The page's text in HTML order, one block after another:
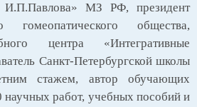
И.П.Павлова» МЗ РФ, президент
гомеопатического общества,
центра «Интегративные
Санкт-Петербургской школы
стажем, автор обучающих
работ, учебных пособий и